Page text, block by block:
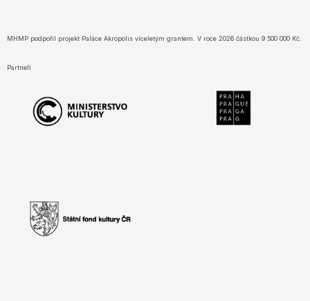
MHMP podpořil projekt Paláce Akropolis víceletým grantem. V roce 2026 částkou 9 500 000 Kč.
Partneři